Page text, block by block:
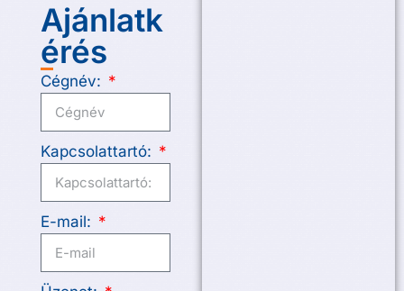
Ajánlatk
érés
Cégnév:
Kapcsolattartó:
E-mail: